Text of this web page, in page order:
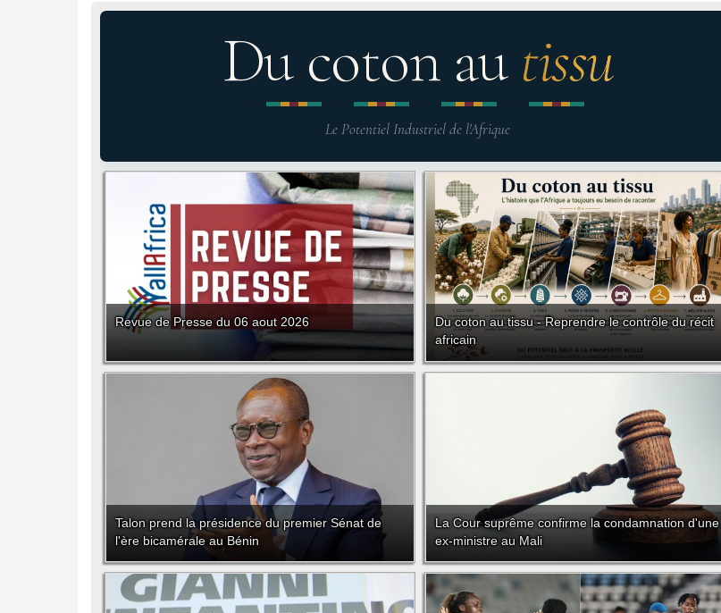
Du coton au tissu
Le Potentiel Industriel de l'Afrique
Revue de Presse du 06 aout 2026
Du coton au tissu - Reprendre le contrôle du récit
africain
Talon prend la présidence du premier Sénat de
l'ère bicamérale au Bénin
La Cour suprême confirme la condamnation d'une
ex-ministre au Mali